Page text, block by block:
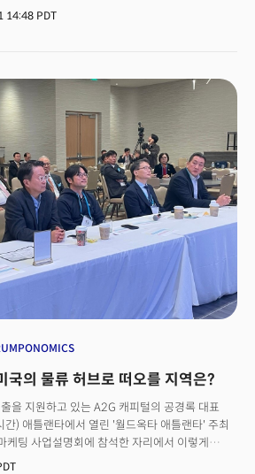
2025'의 'K-자동화 글로벌 전략' 컨퍼런스에서
금에만 의존할 수 없다는 걸 안다. 계속 혁신해야
리는 기술경쟁력 핵심이자 미국 내 리쇼어링의
러(약 3조7000억원)를 투입, 두 곳의 생산
태양전지 제조 과정에서 사람의 손을 전혀 거치지
구축, 미국 내 태양광 제조업의 새로운 지평을
현재 한화큐셀 달튼(Dalton) 공장에서는 하루에
산하고 있다. 연간 5.1기가와트 규모다.
와트가 후버댐의 최대 전력 생산량"이라며
한다"고 설명했다.더 놀라운 것은 지난해 가동을
공장이다. 이 공장은 25억 달러가 투입된 완전
의 핵심 부품인 폴리실리콘 잉곳부터 웨이퍼, 셀,
과정을 한 지붕 아래서 처리한다. 미국에서는 10년
완전 통합 시설이다.
14:48 PDT
국의 물류 허브로 떠오를 지역은?
을 지원하고 있는 A2G 캐피털의 공경록 대표
) 애틀랜타에서 열린 '월드옥타 애틀랜타' 주최
팅 사업설명회에 참석한 자리에서 이렇게
캐피털은 한인 투자자들로 구성된 벤처캐피털